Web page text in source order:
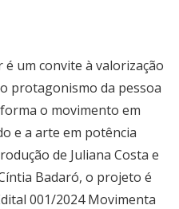
um convite à valorização
protagonismo da pessoa
o movimento em
e a arte em potência
de Juliana Costa e
Badaró, o projeto é
001/2024 Movimenta